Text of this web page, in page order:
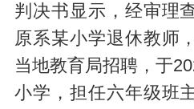
判决书显示，经审理
原系某小学退休教师
当地教育局招聘，于
小学，担任六年级班